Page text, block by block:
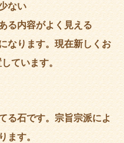
ない
る内容がよく見える
なります。現在新しくお
ています。
る石です。宗旨宗派によ
ます。